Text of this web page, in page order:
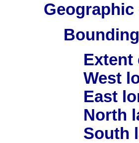
Geographic
Extent
West
East
North
South